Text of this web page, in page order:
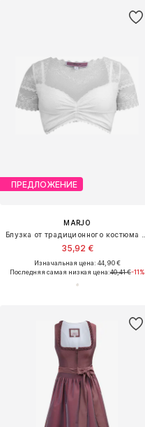
ПРЕДЛОЖЕНИЕ
MARJO
35,92 €
Изначальная цена: 44,90 €
Последняя самая низкая цена:40,41 €-11%